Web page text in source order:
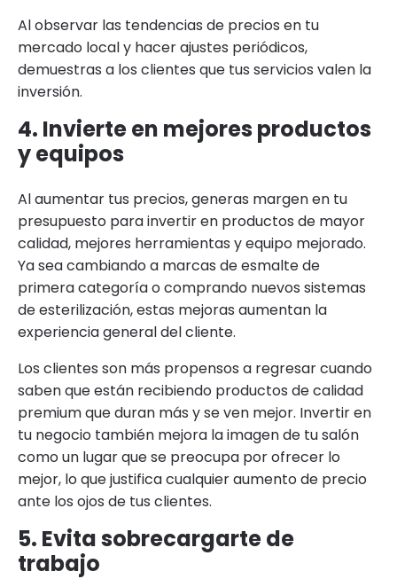
Al observar las tendencias de precios en tu
mercado local y hacer ajustes periódicos,
demuestras a los clientes que tus servicios valen la
inversión.
4. Invierte en mejores productos
y equipos
Al aumentar tus precios, generas margen en tu
presupuesto para invertir en productos de mayor
calidad, mejores herramientas y equipo mejorado.
Ya sea cambiando a marcas de esmalte de
primera categoría o comprando nuevos sistemas
de esterilización, estas mejoras aumentan la
experiencia general del cliente.
Los clientes son más propensos a regresar cuando
saben que están recibiendo productos de calidad
premium que duran más y se ven mejor. Invertir en
tu negocio también mejora la imagen de tu salón
como un lugar que se preocupa por ofrecer lo
mejor, lo que justifica cualquier aumento de precio
ante los ojos de tus clientes.
5. Evita sobrecargarte de
trabajo